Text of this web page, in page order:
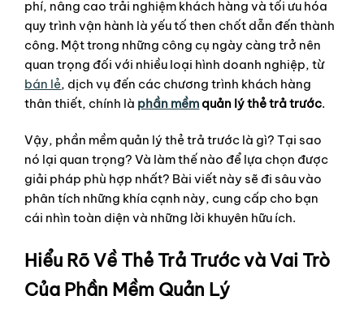
phí, nâng cao trải nghiệm khách hàng và tối ưu hóa
quy trình vận hành là yếu tố then chốt dẫn đến thành
công. Một trong những công cụ ngày càng trở nên
quan trọng đối với nhiều loại hình doanh nghiệp, từ
bán lẻ, dịch vụ đến các chương trình khách hàng
thân thiết, chính là phần mềm quản lý thẻ trả trước.
Vậy, phần mềm quản lý thẻ trả trước là gì? Tại sao
nó lại quan trọng? Và làm thế nào để lựa chọn được
giải pháp phù hợp nhất? Bài viết này sẽ đi sâu vào
phân tích những khía cạnh này, cung cấp cho bạn
cái nhìn toàn diện và những lời khuyên hữu ích.
Hiểu Rõ Về Thẻ Trả Trước và Vai Trò
Của Phần Mềm Quản Lý